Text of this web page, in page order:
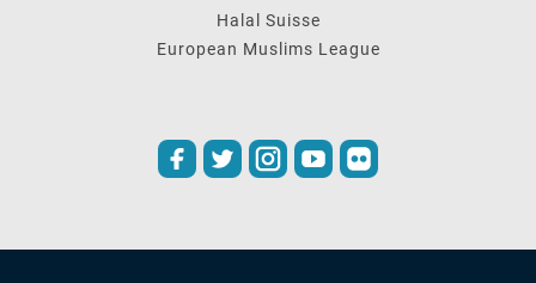
Halal Suisse
European Muslims League